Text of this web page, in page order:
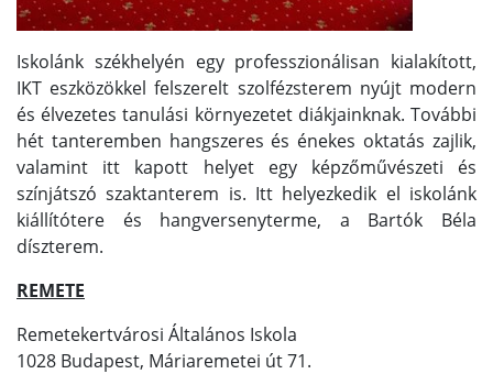
Iskolánk székhelyén egy professzionálisan kialakított,
IKT eszközökkel felszerelt szolfézsterem nyújt modern
és élvezetes tanulási környezetet diákjainknak. További
hét tanteremben hangszeres és énekes oktatás zajlik,
valamint itt kapott helyet egy képzőművészeti és
színjátszó szaktanterem is. Itt helyezkedik el iskolánk
kiállítótere és hangversenyterme, a Bartók Béla
díszterem.
REMETE
Remetekertvárosi Általános Iskola
1028 Budapest, Máriaremetei út 71.